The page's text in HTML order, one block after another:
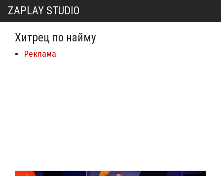
ZAPLAY STUDIO
Хитрец по найму
Реклама